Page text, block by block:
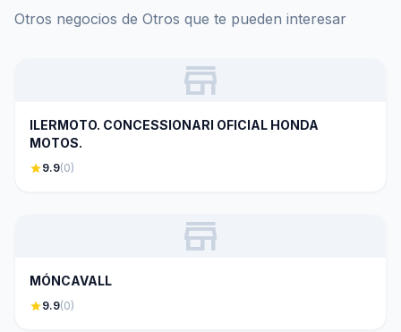
Otros negocios de Otros que te pueden interesar
store
ILERMOTO. CONCESSIONARI OFICIAL HONDA
MOTOS.
star9.9(0)
store
MÓNCAVALL
star9.9(0)